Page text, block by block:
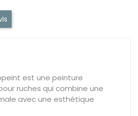
est une peinture
ruches qui combine une
avec une esthétique